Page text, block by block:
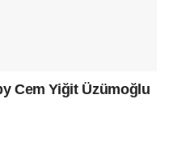
Cem Yiğit Üzümoğlu